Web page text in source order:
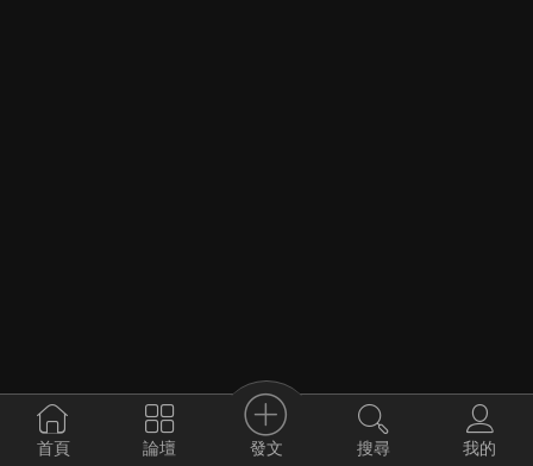
首頁 論壇 發文 搜尋 我的